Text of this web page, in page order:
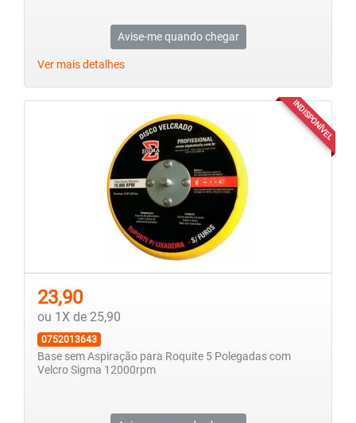
Avise-me quando chegar
Ver mais detalhes
INDISPONÍVEL
23,90
ou 1X de 25,90
0752013643
Base sem Aspiração para Roquite 5 Polegadas com
Velcro Sigma 12000rpm